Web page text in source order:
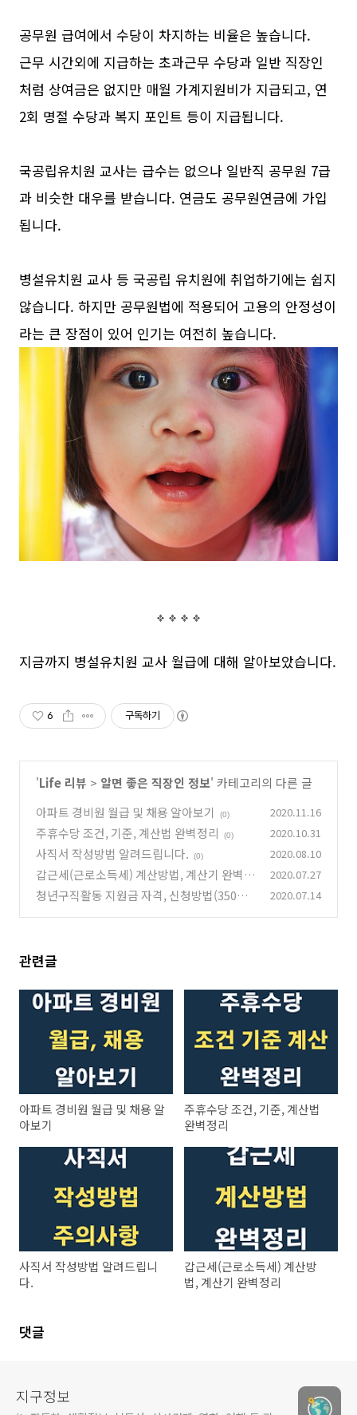
공무원 급여에서 수당이 차지하는 비율은 높습니다.
근무 시간외에 지급하는 초과근무 수당과 일반 직장인
처럼 상여금은 없지만 매월 가계지원비가 지급되고, 연
2회 명절 수당과 복지 포인트 등이 지급됩니다.
국공립유치원 교사는 급수는 없으나 일반직 공무원 7급
과 비슷한 대우를 받습니다. 연금도 공무원연금에 가입
됩니다.
병설유치원 교사 등 국공립 유치원에 취업하기에는 쉽지
않습니다. 하지만 공무원법에 적용되어 고용의 안정성이
라는 큰 장점이 있어 인기는 여전히 높습니다.
지금까지 병설유치원 교사 월급에 대해 알아보았습니다.
6 구독하기
'Life 리뷰 > 알면 좋은 직장인 정보' 카테고리의 다른 글
아파트 경비원 월급 및 채용 알아보기
(0) 2020.11.16
주휴수당 조건, 기준, 계산법 완벽정리 (0) 2020.10.31
사직서 작성방법 알려드립니다. (0) 2020.08.10
갑근세(근로소득세) 계산방법, 계산기 완벽정
리
(0)
2020.07.27
청년구직활동 지원금 자격, 신청방법(350만
2020.07.14
관련글
아파트 경비원 월급 및 채용 알
아보기
주휴수당 조건, 기준, 계산법
완벽정리
사직서 작성방법 알려드립니
다.
갑근세(근로소득세) 계산방
법, 계산기 완벽정리
댓글
지구정보